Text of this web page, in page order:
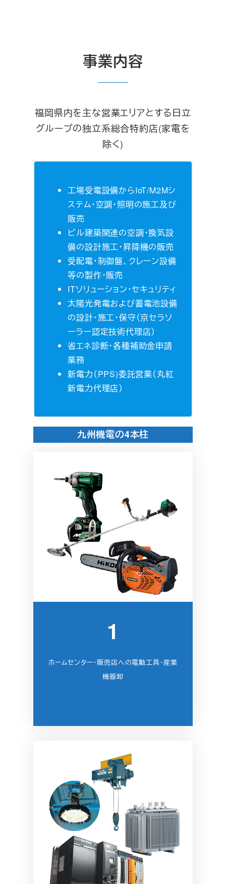
事業内容
福岡県内を主な営業エリアとする日立
グループの独立系総合特約店(家電を
除く)
工場受電設備からIoT/M2Mシ
ステム・空調・照明の施工及び
販売
ビル建築関連の空調・換気設
備の設計施工・昇降機の販売
受配電・制御盤、クレーン設備
等の製作・販売
ITソリューション・セキュリティ
太陽光発電および蓄電池設備
の設計・施工・保守（京セラソ
ーラー認定技術代理店）
省エネ診断・各種補助金申請
業務
新電力（PPS)委託営業（丸紅
新電力代理店）
九州機電の4本柱
1
ホームセンター・販売店への電動工具・産業
機器卸